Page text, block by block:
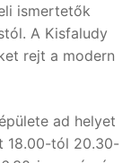
ismertetők
A Kisfaludy
rejt a modern
ad helyet
18.00-tól 20.30-